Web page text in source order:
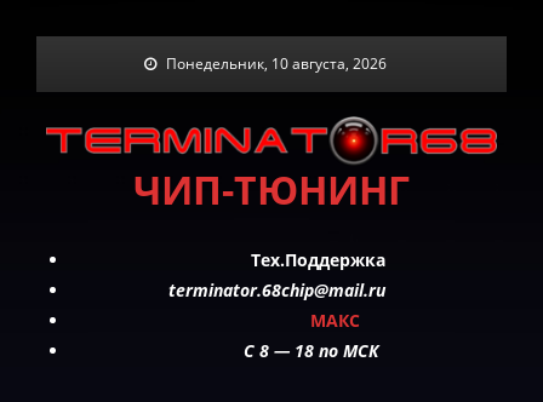
Понедельник, 10 августа, 2026
ЧИП-ТЮНИНГ
Тех.Поддержка
terminator.68chip@mail.ru
МАКС
C 8 — 18 по МСК